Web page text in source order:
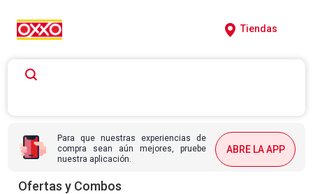
Tiendas
Para que nuestras experiencias de
compra sean aún mejores, pruebe
nuestra aplicación.
ABRE LA APP
Ofertas y Combos